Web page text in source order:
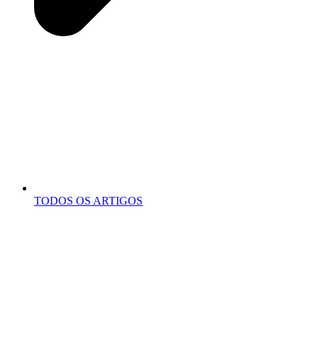
TODOS OS ARTIGOS